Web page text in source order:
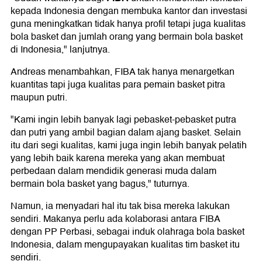
kepada Indonesia dengan membuka kantor dan investasi
guna meningkatkan tidak hanya profil tetapi juga kualitas
bola basket dan jumlah orang yang bermain bola basket
di Indonesia," lanjutnya.
Andreas menambahkan, FIBA tak hanya menargetkan
kuantitas tapi juga kualitas para pemain basket pitra
maupun putri.
"Kami ingin lebih banyak lagi pebasket-pebasket putra
dan putri yang ambil bagian dalam ajang basket. Selain
itu dari segi kualitas, kami juga ingin lebih banyak pelatih
yang lebih baik karena mereka yang akan membuat
perbedaan dalam mendidik generasi muda dalam
bermain bola basket yang bagus," tuturnya.
Namun, ia menyadari hal itu tak bisa mereka lakukan
sendiri. Makanya perlu ada kolaborasi antara FIBA
dengan PP Perbasi, sebagai induk olahraga bola basket
Indonesia, dalam mengupayakan kualitas tim basket itu
sendiri.